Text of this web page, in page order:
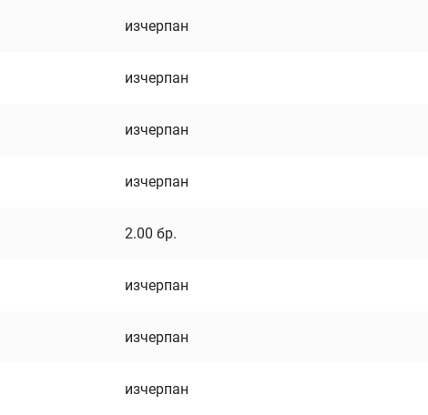
изчерпан
изчерпан
изчерпан
изчерпан
2.00 бр.
изчерпан
изчерпан
изчерпан